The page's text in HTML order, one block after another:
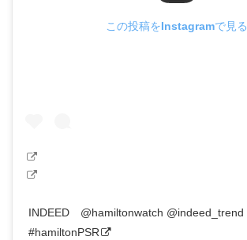
この投稿をInstagramで見る
INDEED⠀ @hamiltonwatch @indeed_trend
#hamiltonPSR